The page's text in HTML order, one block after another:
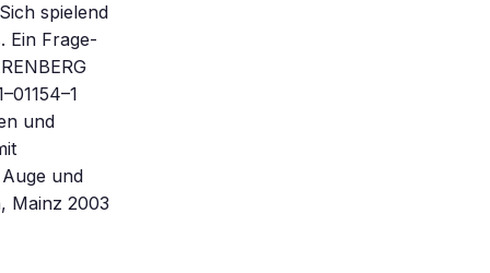
spielend
Ein Frage-
und
und
Mainz 2003